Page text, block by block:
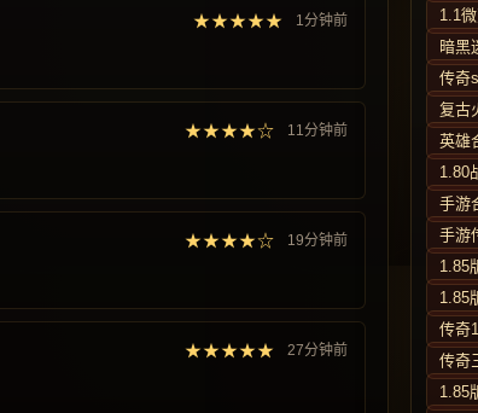
★★★★★ 1分钟前
★★★★☆ 11分钟前
★★★★☆ 19分钟前
★★★★★ 27分钟前
1.1
暗黑
传奇
复古
英雄
1.80
手游
手游
1.85
1.85
传奇
传奇
1.85